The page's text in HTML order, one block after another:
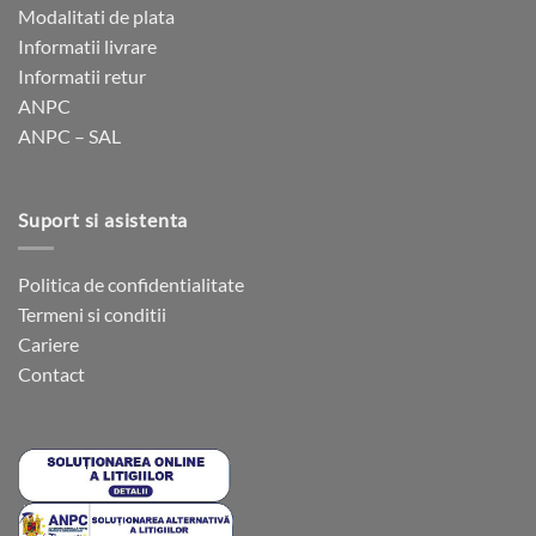
fi
alese
în
pagina
Modalitati de plata
Informatii livrare
Informatii retur
ANPC
ANPC – SAL
Suport si asistenta
Politica de confidentialitate
Termeni si conditii
Cariere
Contact